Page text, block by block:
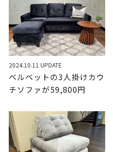
2024.10.11 UPDATE
ベルベットの3人掛けカウ
チソファが59,800円